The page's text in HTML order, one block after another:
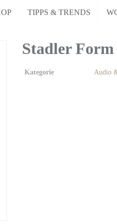
TIPPS & TRENDS
Stadler
Kategorie Audio